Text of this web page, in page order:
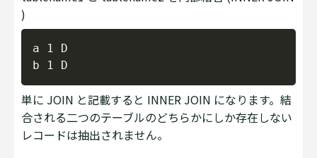
)
a 1 D
単に JOIN と記載すると INNER JOIN になります。結
合される二つのテーブルのどちらかにしか存在しない
レコードは抽出されません。